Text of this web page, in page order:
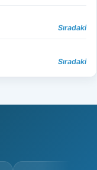
Sıradaki
Sıradaki